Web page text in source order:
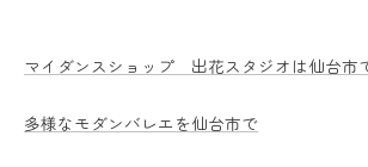
マイダンスショップ 出花スタジオは仙台市
多様なモダンバレエを仙台市で